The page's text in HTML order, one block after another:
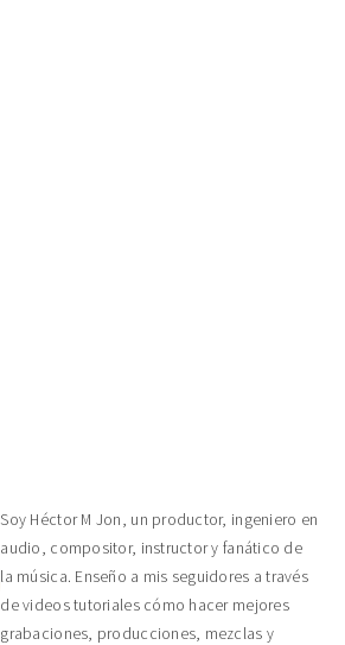
Soy Héctor M Jon, un productor, ingeniero en
audio, compositor, instructor y fanático de
la música. Enseño a mis seguidores a través
de videos tutoriales cómo hacer mejores
grabaciones, producciones, mezclas y